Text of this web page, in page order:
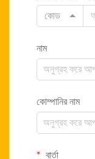
কোড
নাম
কোম্পানির নাম
বার্তা